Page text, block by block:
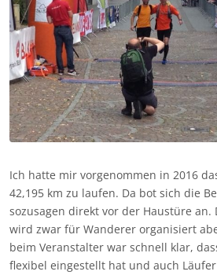
Ich hatte mir vorgenommen in 2016
42,195 km zu laufen. Da bot sich die
sozusagen direkt vor der Haustüre an.
wird zwar für Wanderer organisiert
beim Veranstalter war schnell klar,
flexibel eingestellt hat und auch